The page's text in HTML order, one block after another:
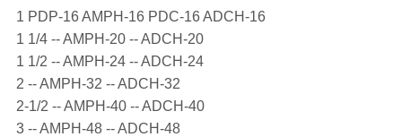
1 PDP-16 AMPH-16 PDC-16 ADCH-16
1 1/4 -- AMPH-20 -- ADCH-20
1 1/2 -- AMPH-24 -- ADCH-24
2 -- AMPH-32 -- ADCH-32
2-1/2 -- AMPH-40 -- ADCH-40
3 -- AMPH-48 -- ADCH-48